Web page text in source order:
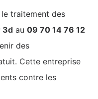
traitement des
3d au 09 70 14 76 12
des
Cette entreprise
contre les